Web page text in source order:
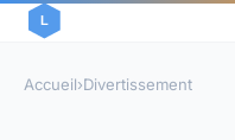
Accueil›Divertissement